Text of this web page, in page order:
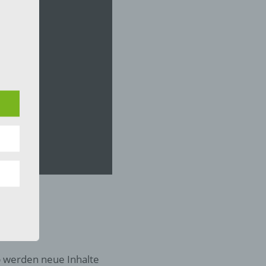
werden neue Inhalte